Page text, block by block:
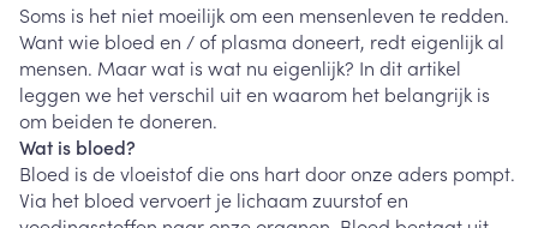
Soms is het niet moeilijk om een mensenleven te redden.
Want wie bloed en / of plasma doneert, redt eigenlijk al
mensen. Maar wat is wat nu eigenlijk? In dit artikel
leggen we het verschil uit en waarom het belangrijk is
om beiden te doneren.
Wat is bloed?
Bloed is de vloeistof die ons hart door onze aders pompt.
Via het bloed vervoert je lichaam zuurstof en